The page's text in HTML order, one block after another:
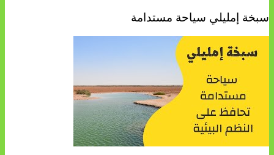
سبخة إمليلي سياحة مستدامة